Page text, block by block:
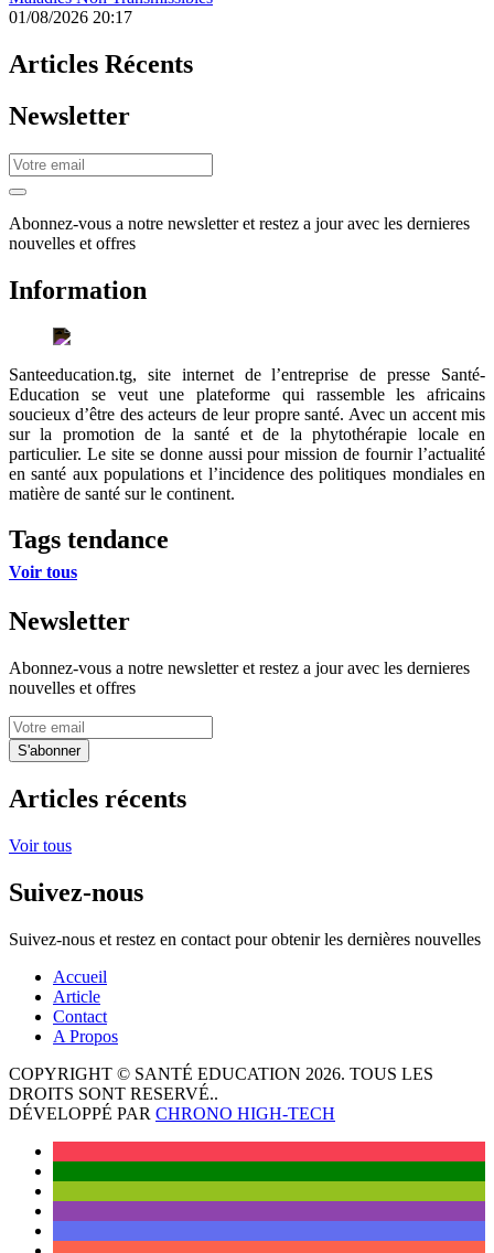
01/08/2026 20:17
Articles Récents
Newsletter
Abonnez-vous a notre newsletter et restez a jour avec les dernieres
nouvelles et offres
Information
Santeeducation.tg, site internet de l’entreprise de presse Santé-
Education se veut une plateforme qui rassemble les africains
soucieux d’être des acteurs de leur propre santé. Avec un accent mis
sur la promotion de la santé et de la phytothérapie locale en
particulier. Le site se donne aussi pour mission de fournir l’actualité
en santé aux populations et l’incidence des politiques mondiales en
matière de santé sur le continent.
Tags tendance
Voir tous
Newsletter
Abonnez-vous a notre newsletter et restez a jour avec les dernieres
nouvelles et offres
S'abonner
Articles récents
Voir tous
Suivez-nous
Suivez-nous et restez en contact pour obtenir les dernières nouvelles
Accueil
Article
Contact
A Propos
COPYRIGHT © SANTÉ EDUCATION 2026. TOUS LES
DROITS SONT RESERVÉ..
DÉVELOPPÉ PAR CHRONO HIGH-TECH